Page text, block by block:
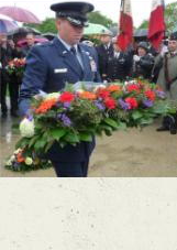
Vidéos
Poche St Nazaire
Contact
FAITS DE GUERRE
Figures Marquantes